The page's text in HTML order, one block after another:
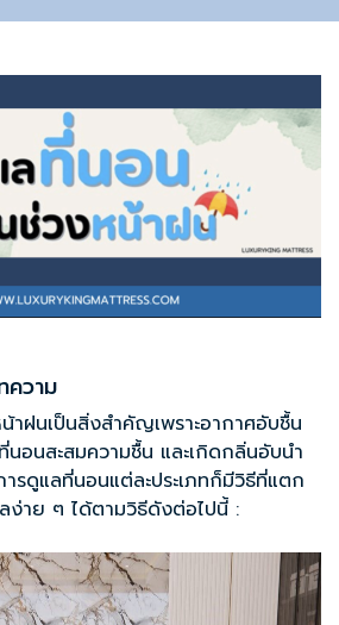
ความ
าฝนเป็นสิ่งสำคัญเพราะอากาศอับชื้น
นอนสะสมความชื้น และเกิดกลิ่นอับนำ
ารดูแลที่นอนแต่ละประเภทก็มีวิธีที่แตก
ง่าย ๆ ได้ตามวิธีดังต่อไปนี้ :